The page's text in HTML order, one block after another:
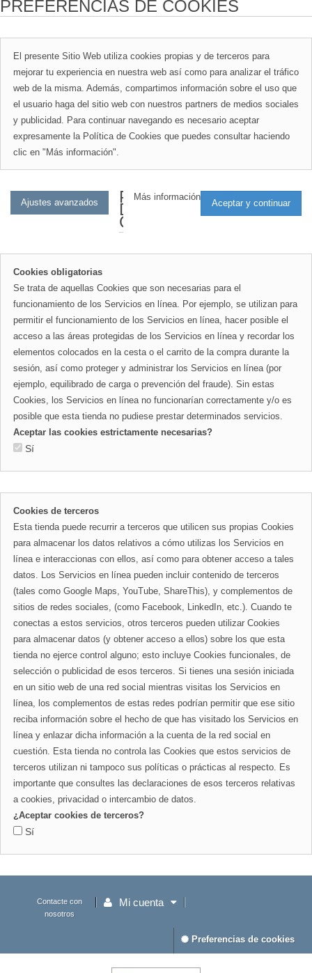
PREFERENCIAS DE COOKIES
El presente Sitio Web utiliza cookies propias y de terceros para
mejorar tu experiencia en nuestra web así como para analizar el tráfico
web de la misma. Además, compartimos información sobre el uso que
el usuario haga del sitio web con nuestros partners de medios sociales
y publicidad. Para continuar navegando es necesario aceptar
expresamente la Política de Cookies que puedes consultar haciendo
clic en "Más información".
Más información
PREFERENCIAS
DE
COOKIES
Cookies obligatorias
Se trata de aquellas Cookies que son necesarias para el
funcionamiento de los Servicios en línea. Por ejemplo, se utilizan para
permitir el funcionamiento de los Servicios en línea, hacer posible el
acceso a las áreas protegidas de los Servicios en línea y recordar los
elementos colocados en la cesta o el carrito de la compra durante la
sesión, así como proteger y administrar los Servicios en línea (por
ejemplo, equilibrado de carga o prevención del fraude). Sin estas
Cookies, los Servicios en línea no funcionarían correctamente y/o es
posible que esta tienda no pudiese prestar determinados servicios.
Aceptar las cookies estrictamente necesarias?
Sí
Cookies de terceros
Esta tienda puede recurrir a terceros que utilicen sus propias Cookies
para almacenar los datos relativos a cómo utilizas los Servicios en
línea e interaccionas con ellos, así como para obtener acceso a tales
datos. Los Servicios en línea pueden incluir contenido de terceros
(tales como Google Maps, YouTube, ShareThis), y complementos de
sitios de redes sociales, (como Facebook, LinkedIn, etc.). Cuando te
conectas a estos servicios, otros terceros pueden utilizar Cookies
para almacenar datos (y obtener acceso a ellos) sobre los que esta
tienda no ejerce control alguno; esto incluye Cookies funcionales, de
selección o publicidad de esos terceros. Si tienes una sesión iniciada
en un sitio web de una red social mientras visitas los Servicios en
línea, los complementos de estas redes podrían permitir que ese sitio
reciba información sobre el hecho de que has visitado los Servicios en
línea y enlazar dicha información a la cuenta de la red social en
cuestión. Esta tienda no controla las Cookies que estos servicios de
terceros utilizan ni tampoco sus políticas o prácticas al respecto. Es
importante que consultes las declaraciones de esos terceros relativas
a cookies, privacidad o intercambio de datos.
¿Aceptar cookies de terceros?
Sí
Mi cuenta
Contacte con
nosotros
Preferencias de cookies